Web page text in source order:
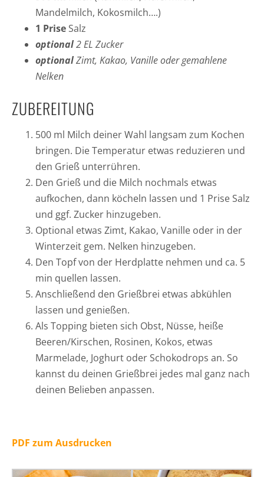
Mandelmilch, Kokosmilch….)
1 PriseSalz
optional2 EL Zucker
optionalZimt, Kakao, Vanille oder gemahlene
Nelken
ZUBEREITUNG
500 ml Milch deiner Wahl langsam zum Kochen
bringen. Die Temperatur etwas reduzieren und
den Grieß unterrühren.
Den Grieß und die Milch nochmals etwas
aufkochen, dann köcheln lassen und 1 Prise Salz
und ggf. Zucker hinzugeben.
Optional etwas Zimt, Kakao, Vanille oder in der
Winterzeit gem. Nelken hinzugeben.
Den Topf von der Herdplatte nehmen und ca. 5
min quellen lassen.
Anschließend den Grießbrei etwas abkühlen
lassen und genießen.
Als Topping bieten sich Obst, Nüsse, heiße
Beeren/Kirschen, Rosinen, Kokos, etwas
Marmelade, Joghurt oder Schokodrops an. So
kannst du deinen Grießbrei jedes mal ganz nach
deinen Belieben anpassen.
PDF zum Ausdrucken